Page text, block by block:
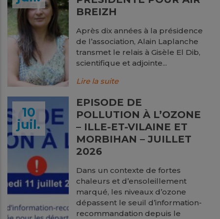
BREIZH
Après dix années à la présidence
de l’association, Alain Laplanche
transmet le relais à Gisèle El Dib,
scientifique et adjointe...
Lire la suite
10
juil.
EPISODE DE
POLLUTION À L’OZONE
– ILLE-ET-VILAINE ET
MORBIHAN – JUILLET
2026
Dans un contexte de fortes
chaleurs et d’ensoleillement
marqué, les niveaux d’ozone
dépassent le seuil d’information-
recommandation depuis le